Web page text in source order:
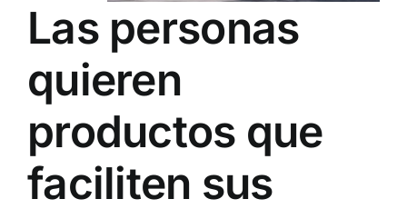
Las personas
quieren
productos que
faciliten sus